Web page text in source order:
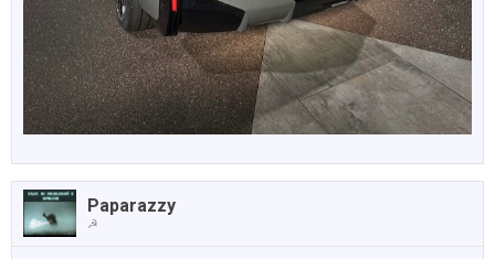
Paparazzy
☭